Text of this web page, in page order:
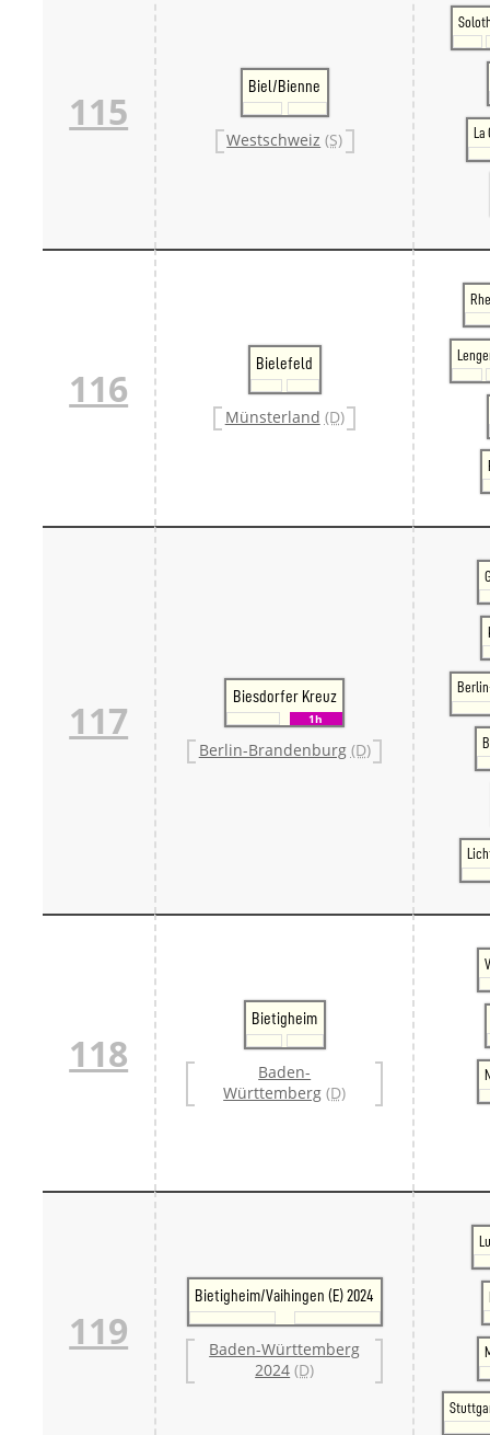
115
Biel/Bienne
Westschweiz (S)
116
Bielefeld
Münsterland (D)
117
Biesdorfer Kreuz
1h
Berlin-Brandenburg (D)
118
Bietigheim
Baden-
Württemberg (D)
119
Bietigheim/Vaihingen (E) 2024
Baden-Württemberg
2024 (D)